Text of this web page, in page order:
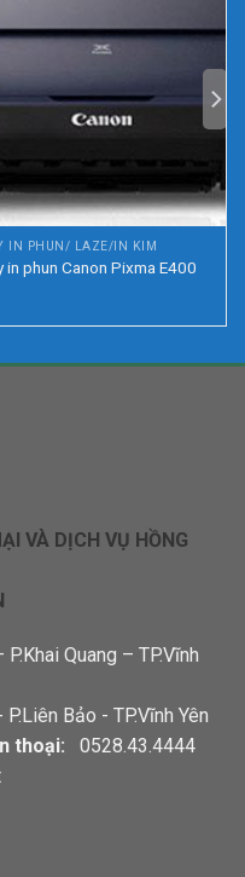
IN PHUN/ LAZE/IN KIM
in phun Canon Pixma E400
VÀ DỊCH VỤ HỒNG
Quang – TP.Vĩnh
Bảo - TP.Vĩnh Yên
thoại: 0528.43.4444